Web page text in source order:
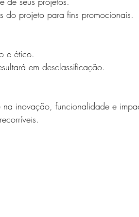
do projeto para fins promocionais.
e ético.
em desclassificação.
inovação, funcionalidade e